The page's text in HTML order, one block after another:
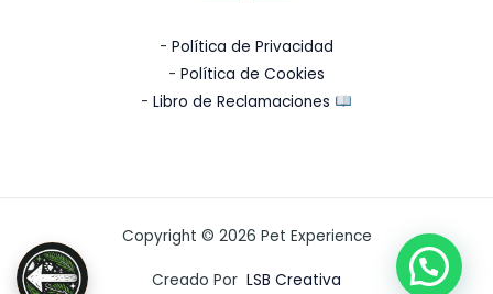
- Política de Privacidad
- Política de Cookies
-Libro de Reclamaciones
Copyright © 2026 Pet Experience
Creado Por LSB Creativa